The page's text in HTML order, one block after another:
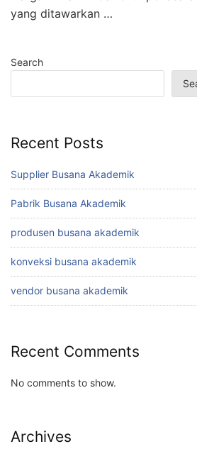
yang ditawarkan …
Search
Recent Posts
Supplier Busana Akademik
Pabrik Busana Akademik
produsen busana akademik
konveksi busana akademik
vendor busana akademik
Recent Comments
No comments to show.
Archives